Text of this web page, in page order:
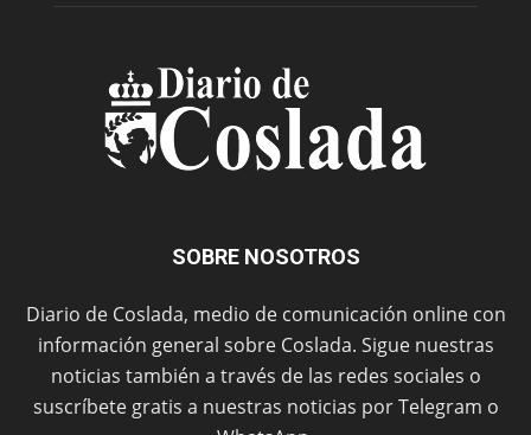
SOBRE NOSOTROS
Diario de Coslada, medio de comunicación online con
información general sobre Coslada. Sigue nuestras
noticias también a través de las redes sociales o
suscríbete gratis a nuestras noticias por Telegram o